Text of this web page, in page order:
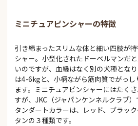
ミニチュアピンシャーの特徴
引き締まったスリムな体と細い四肢が
シャー。小型化されたドーベルマンだ
いのですが、血縁はなく別の犬種とな
は4-6kgと、小柄ながら筋肉質でがっ
ます。ミニチュアピンシャーにはたく
すが、JKC（ジャパンケンネルクラブ
タンダートカラーは、レッド、ブラッ
タンの３種類です。